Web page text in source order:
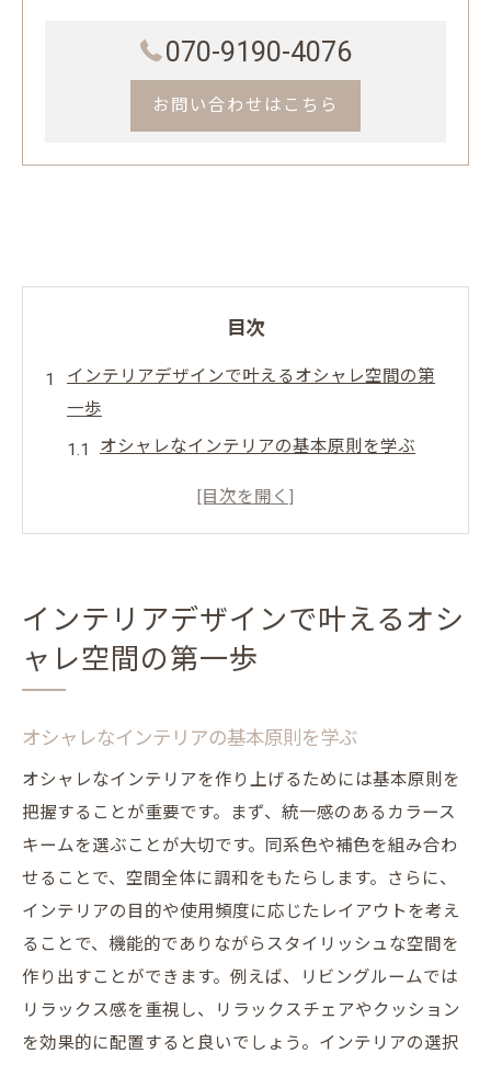
070-9190-4076
お問い合わせはこちら
目次
インテリアデザインで叶えるオシャレ空間の第
一歩
オシャレなインテリアの基本原則を学ぶ
空間を引き立てるカラーコーディネート
イテム
予算に合わせたオシャレ空間の作成方法
ライフスタイル
今年のインテリアトレンドとは？
エコフレンドリーなスタイルで地球に優し
く
ミニマリズムの魅力と取り入れ方
最新トレンド色を活用したインテリアデザ
イン
トレンドを反映したインテリアで生活を豊
かに
インテリアデザインで叶えるオシ
ャレ空間の第一歩
オシャレなインテリアの基本原則を学ぶ
オシャレなインテリアを作り上げるためには基本原則を
把握することが重要です。まず、統一感のあるカラース
キームを選ぶことが大切です。同系色や補色を組み合わ
せることで、空間全体に調和をもたらします。さらに、
インテリアの目的や使用頻度に応じたレイアウトを考え
ることで、機能的でありながらスタイリッシュな空間を
作り出すことができます。例えば、リビングルームでは
リラックス感を重視し、リラックスチェアやクッション
を効果的に配置すると良いでしょう。インテリアの選択